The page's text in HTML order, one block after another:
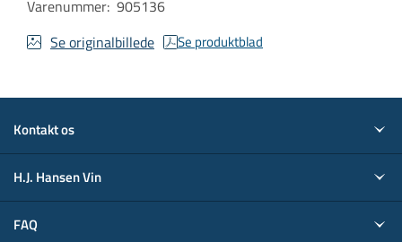
Varenummer: 905136
Se originalbillede
Se produktblad
Kontakt os
H.J. Hansen Vin
FAQ